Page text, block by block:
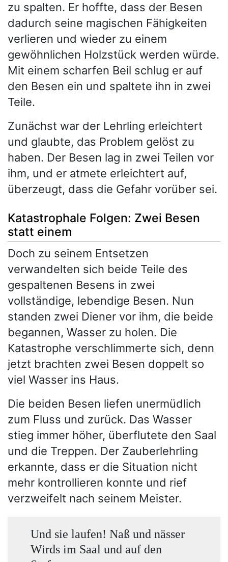
zu spalten. Er hoffte, dass der Besen
dadurch seine magischen Fähigkeiten
verlieren und wieder zu einem
gewöhnlichen Holzstück werden würde.
Mit einem scharfen Beil schlug er auf
den Besen ein und spaltete ihn in zwei
Teile.
Zunächst war der Lehrling erleichtert
und glaubte, das Problem gelöst zu
haben. Der Besen lag in zwei Teilen vor
ihm, und er atmete erleichtert auf,
überzeugt, dass die Gefahr vorüber sei.
Katastrophale Folgen: Zwei Besen
statt einem
Doch zu seinem Entsetzen
verwandelten sich beide Teile des
gespaltenen Besens in zwei
vollständige, lebendige Besen. Nun
standen zwei Diener vor ihm, die beide
begannen, Wasser zu holen. Die
Katastrophe verschlimmerte sich, denn
jetzt brachten zwei Besen doppelt so
viel Wasser ins Haus.
Die beiden Besen liefen unermüdlich
zum Fluss und zurück. Das Wasser
stieg immer höher, überflutete den Saal
und die Treppen. Der Zauberlehrling
erkannte, dass er die Situation nicht
mehr kontrollieren konnte und rief
verzweifelt nach seinem Meister.
Und sie laufen! Naß und nässer
Wirds im Saal und auf den